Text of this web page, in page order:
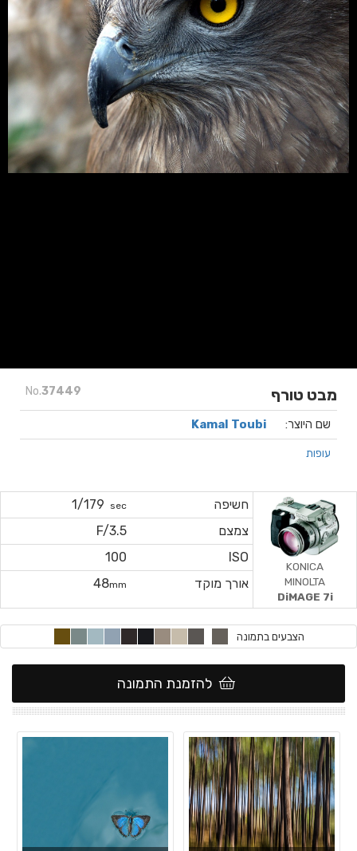
No.37449 מבט טורף
שם היוצר: Kamal Toubi
עופות
חשיפה sec
1/179
צמצם
F/3.5
ISO
100
אורך מוקד
48mm
KONICA
MINOLTA
DiMAGE 7i
הצבעים בתמונה
להזמנת התמונה